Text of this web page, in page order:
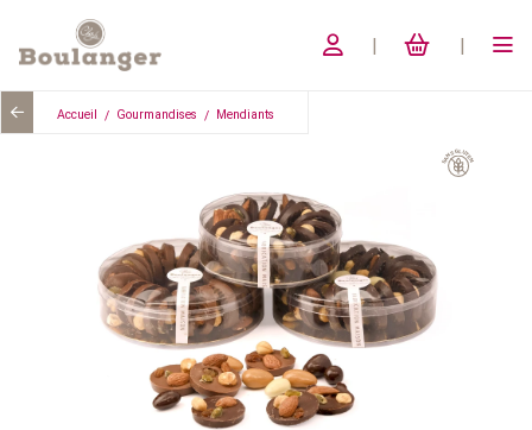
Accueil Gourmandises Mendiants